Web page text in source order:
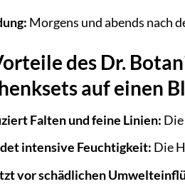
Morgens und abends nach
des Dr.
auf einen
Falten und feine Linien:
intensive Feuchtigkeit: Die
vor schädlichen